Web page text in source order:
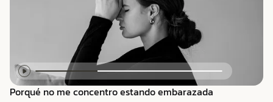
Porqué no me concentro estando embarazada